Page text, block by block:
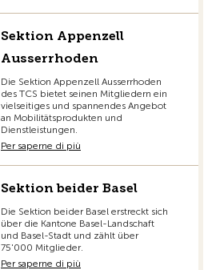
Sektion Appenzell
Ausserrhoden
Die Sektion Appenzell Ausserrhoden
des TCS bietet seinen Mitgliedern ein
vielseitiges und spannendes Angebot
an Mobilitätsprodukten und
Dienstleistungen.
Per saperne di più
Sektion beider Basel
Die Sektion beider Basel erstreckt sich
über die Kantone Basel-Landschaft
und Basel-Stadt und zählt über
75'000 Mitglieder.
Per saperne di più